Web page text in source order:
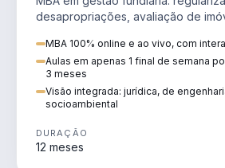
desapropriações, avaliação de
MBA 100% online e ao vivo, com
Aulas em apenas 1 final de semana
3 meses
Visão integrada: jurídica, de
socioambiental
DURAÇÃO
12 meses